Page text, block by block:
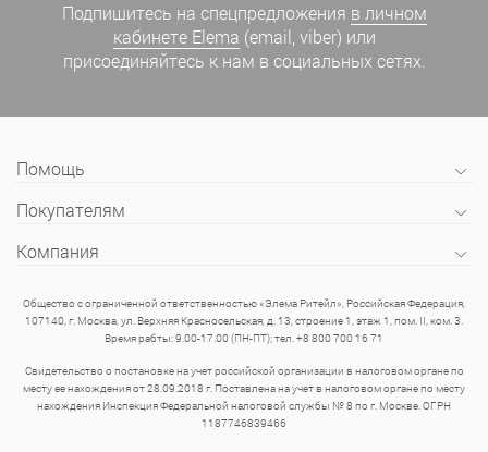
Подпишитесь на спецпредложения в личном
кабинете Elema (email, viber) или
присоединяйтесь к нам в социальных сетях.
Помощь
Покупателям
Компания
Общество с ограниченной ответственностью «Элема Ритейл», Российская Федерация,
107140, г. Москва, ул. Верхняя Красносельская, д. 13, строение 1, этаж 1, пом. II, ком. 3.
Время рабты: 9.00-17.00 (ПН-ПТ); тел. +8 800 700 16 71
Свидетельство о постановке на учет российской организации в налоговом органе по
месту ее нахождения от 28.09.2018 г. Поставлена на учет в налоговом органе по месту
нахождения Инспекция Федеральной налоговой службы № 8 по г. Москве. ОГРН
1187746839466